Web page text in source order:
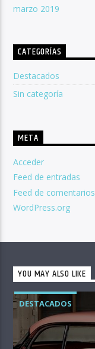
marzo 2019
CATEGORÍAS
Destacados
Sin categoría
META
Acceder
Feed de entradas
Feed de comentarios
WordPress.org
YOU MAY ALSO LIKE
DESTACADOS